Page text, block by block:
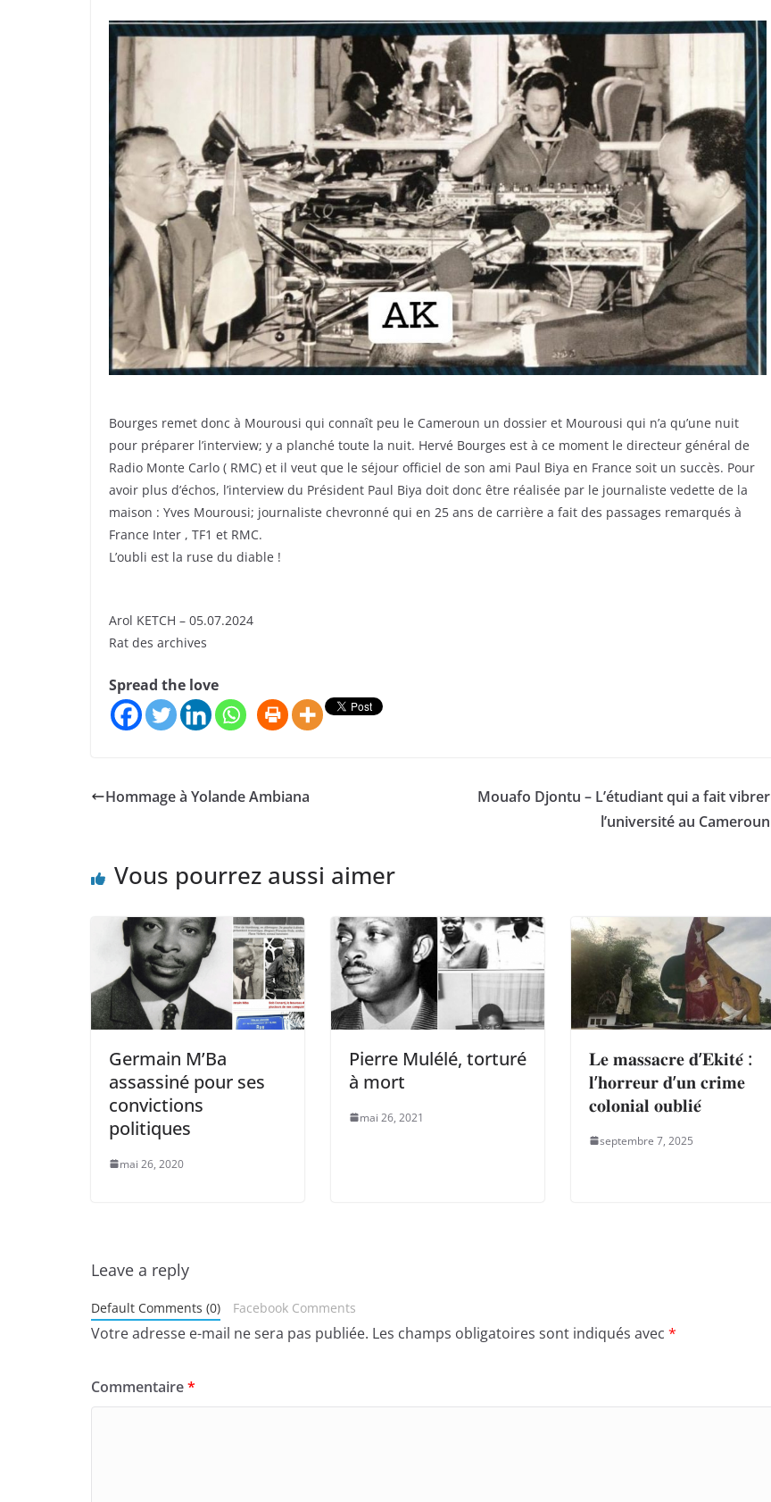
Bourges remet donc à Mourousi qui connaît peu le Cameroun un dossier et Mourousi qui n’a qu’une nuit
pour préparer l’interview; y a planché toute la nuit. Hervé Bourges est à ce moment le directeur général de
Radio Monte Carlo ( RMC) et il veut que le séjour officiel de son ami Paul Biya en France soit un succès. Pour
avoir plus d’échos, l’interview du Président Paul Biya doit donc être réalisée par le journaliste vedette de la
maison : Yves Mourousi; journaliste chevronné qui en 25 ans de carrière a fait des passages remarqués à
France Inter , TF1 et RMC.
L’oubli est la ruse du diable !
Arol KETCH – 05.07.2024
Rat des archives
Spread the love
Hommage à Yolande Ambiana
Mouafo Djontu – L’étudiant qui a fait vibrer
l’université au Cameroun
Vous pourrez aussi aimer
Germain M’Ba
assassiné pour ses
convictions
politiques
mai 26, 2020
Pierre Mulélé, torturé
à mort
mai 26, 2021
𝐋𝐞 𝐦𝐚𝐬𝐬𝐚𝐜𝐫𝐞 𝐝’𝐄𝐤𝐢𝐭𝐞́ :
𝐥’𝐡𝐨𝐫𝐫𝐞𝐮𝐫 𝐝’𝐮𝐧 𝐜𝐫𝐢𝐦𝐞
𝐜𝐨𝐥𝐨𝐧𝐢𝐚𝐥 𝐨𝐮𝐛𝐥𝐢𝐞́
septembre 7, 2025
Leave a reply
Default Comments (0) Facebook Comments
Votre adresse e-mail ne sera pas publiée. Les champs obligatoires sont indiqués avec *
Commentaire*